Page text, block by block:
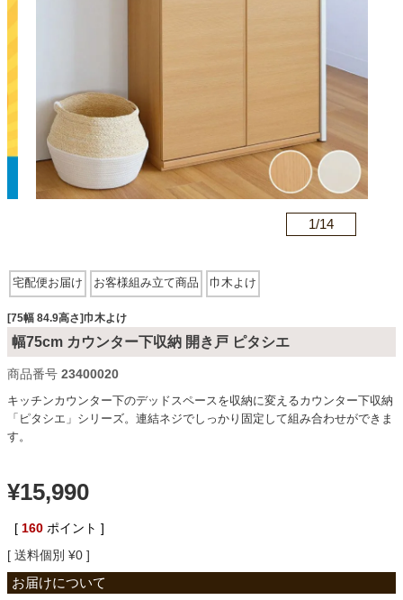
カテゴリから探す
ダイニングテーブル・セット
椅子・チェア
食器棚・キッチン収納
ベッド
収納家具
1/14
宅配便お届け お客様組み立て商品 巾木よけ
[75幅 84.9高さ]巾木よけ
幅75cm カウンター下収納 開き戸 ピタシエ
商品番号 23400020
キッチンカウンター下のデッドスペースを収納に変えるカウンター下収納
「ピタシエ」シリーズ。連結ネジでしっかり固定して組み合わせができま
す。
¥15,990
[ 160 ポイント ]
送料個別 ¥0